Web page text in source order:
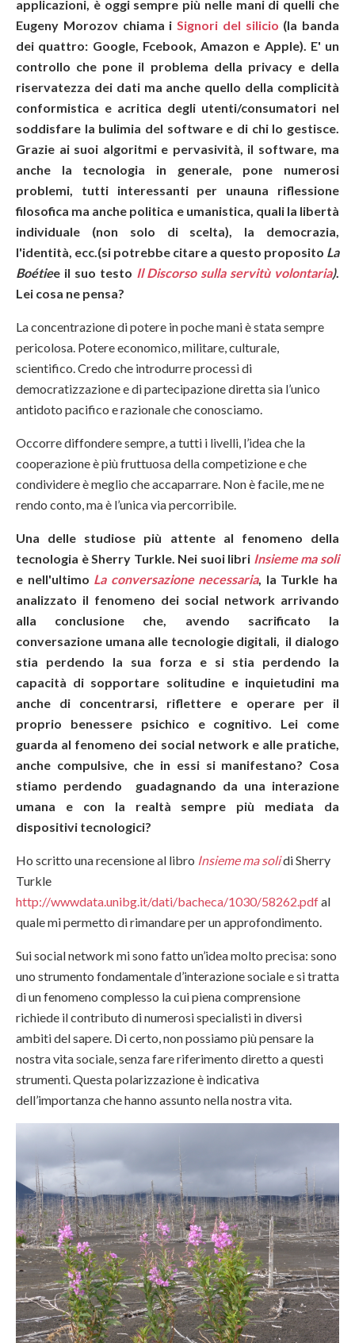
applicazioni, è oggi sempre più nelle mani di quelli che
Eugeny Morozov chiama i Signori del silicio (la banda
dei quattro: Google, Fcebook, Amazon e Apple). E' un
controllo che pone il problema della privacy e della
riservatezza dei dati ma anche quello della complicità
conformistica e acritica degli utenti/consumatori nel
soddisfare la bulimia del software e di chi lo gestisce.
Grazie ai suoi algoritmi e pervasività, il software, ma
anche la tecnologia in generale, pone numerosi
problemi, tutti interessanti per unauna riflessione
filosofica ma anche politica e umanistica, quali la libertà
individuale (non solo di scelta), la democrazia,
l'identità, ecc. (si potrebbe citare a questo proposito La
Boétiee il suo testo Il Discorso sulla servitù volontaria).
Lei cosa ne pensa?
La concentrazione di potere in poche mani è stata sempre
pericolosa. Potere economico, militare, culturale,
scientifico. Credo che introdurre processi di
democratizzazione e di partecipazione diretta sia l’unico
antidoto pacifico e razionale che conosciamo.
Occorre diffondere sempre, a tutti i livelli, l’idea che la
cooperazione è più fruttuosa della competizione e che
condividere è meglio che accaparrare. Non è facile, me ne
rendo conto, ma è l’unica via percorribile.
Una delle studiose più attente al fenomeno della
tecnologia è Sherry Turkle. Nei suoi libri Insieme ma soli
e nell'ultimo La conversazione necessaria, la Turkle ha
analizzato il fenomeno dei social network arrivando
alla conclusione che, avendo sacrificato la
conversazione umana alle tecnologie digitali, il dialogo
stia perdendo la sua forza e si stia perdendo la
capacità di sopportare solitudine e inquietudini ma
anche di concentrarsi, riflettere e operare per il
proprio benessere psichico e cognitivo. Lei come
guarda al fenomeno dei social network e alle pratiche,
anche compulsive, che in essi si manifestano? Cosa
stiamo perdendo guadagnando da una interazione
umana e con la realtà sempre più mediata da
dispositivi tecnologici?
Ho scritto una recensione al libro Insieme ma solidi Sherry
Turkle
http://wwwdata.unibg.it/dati/bacheca/1030/58262.pdfal
quale mi permetto di rimandare per un approfondimento.
Sui social network mi sono fatto un’idea molto precisa: sono
uno strumento fondamentale d’interazione sociale e si tratta
di un fenomeno complesso la cui piena comprensione
richiede il contributo di numerosi specialisti in diversi
ambiti del sapere. Di certo, non possiamo più pensare la
nostra vita sociale, senza fare riferimento diretto a questi
strumenti. Questa polarizzazione è indicativa
dell’importanza che hanno assunto nella nostra vita.